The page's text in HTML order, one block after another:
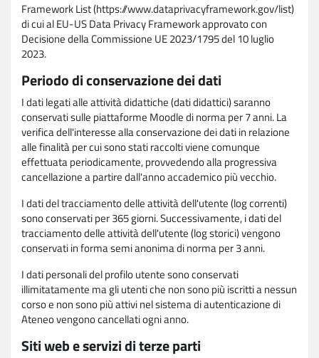
Framework List (https://www.dataprivacyframework.gov/list)
di cui al EU-US Data Privacy Framework approvato con
Decisione della Commissione UE 2023/1795 del 10 luglio
2023.
Periodo di conservazione dei dati
I dati legati alle attività didattiche (dati didattici) saranno
conservati sulle piattaforme Moodle di norma per 7 anni. La
verifica dell'interesse alla conservazione dei dati in relazione
alle finalità per cui sono stati raccolti viene comunque
effettuata periodicamente, provvedendo alla progressiva
cancellazione a partire dall'anno accademico più vecchio.
I dati del tracciamento delle attività dell'utente (log correnti)
sono conservati per 365 giorni. Successivamente, i dati del
tracciamento delle attività dell'utente (log storici) vengono
conservati in forma semi anonima di norma per 3 anni.
I dati personali del profilo utente sono conservati
illimitatamente ma gli utenti che non sono più iscritti a nessun
corso e non sono più attivi nel sistema di autenticazione di
Ateneo vengono cancellati ogni anno.
Siti web e servizi di terze parti